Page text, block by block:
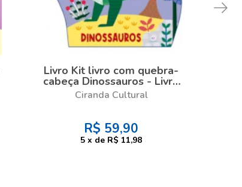
Livro Kit livro com quebra-
cabeça Dinossauros - Livro
com quebra-cabeça
Ciranda Cultural
R$ 59,90
5 x de R$ 11,98